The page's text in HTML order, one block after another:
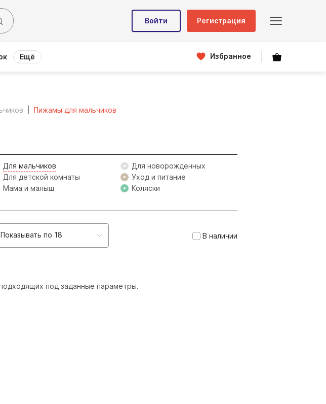
Войти Регистрация
Ещё Избранное
Пижамы для мальчиков
Для мальчиков
Для новорожденных
Для детской комнаты
Уход и питание
Мама и малыш
Коляски
Показывать по 18 В наличии
под заданные параметры.